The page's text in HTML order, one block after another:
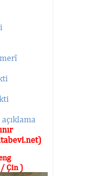
Çin )